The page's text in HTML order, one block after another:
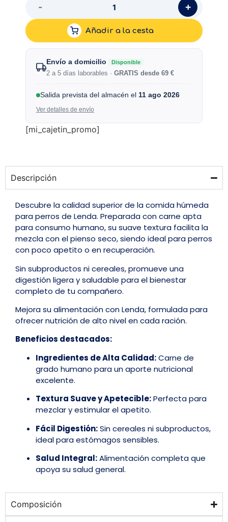
- +
Añadir a la cesta
Envío a domicilio Disponible
2 a 5 días laborables · GRATIS desde 69 €
Salida prevista del almacén el 11 ago 2026
Ver detalles de envío
[mi_cajetin_promo]
Descripción
Descubre la calidad superior de la comida húmeda
para perros de Lenda. Preparada con carne apta
para consumo humano, su suave textura facilita la
mezcla con el pienso seco, siendo ideal para perros
con poco apetito o en recuperación.
Sin subproductos ni cereales, promueve una
digestión ligera y saludable para el bienestar
completo de tu compañero.
Mejora su alimentación con Lenda, formulada para
ofrecer nutrición de alto nivel en cada ración.
Beneficios destacados:
Ingredientes de Alta Calidad:Carne de
grado humano para un aporte nutricional
excelente.
Textura Suave y Apetecible:Perfecta para
mezclar y estimular el apetito.
Fácil Digestión:Sin cereales ni subproductos,
ideal para estómagos sensibles.
Salud Integral:Alimentación completa que
apoya su salud general.
Composición